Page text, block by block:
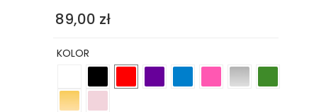
89,00 zł
KOLOR